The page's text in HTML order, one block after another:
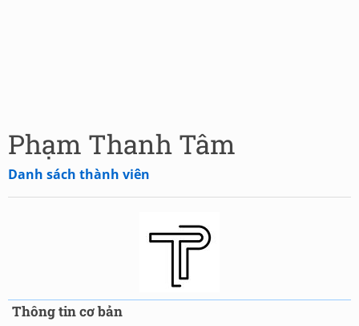
Phạm Thanh Tâm
Danh sách thành viên
Thông tin cơ bản